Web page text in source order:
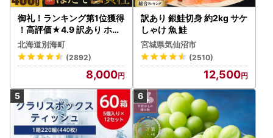
御礼！ランキング第1位獲得
！高評価★4.9 訳あり ホタ
テ 400g（ほたて 帆立 貝柱
冷凍 ）
北海道別海町
(2892)
8,000
訳あり 銀鮭切身 約2kg サケ
しゃけ 魚 鮭
宮城県気仙沼市
(2510)
12,500